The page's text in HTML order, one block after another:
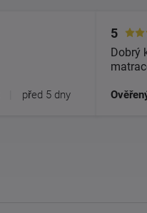
před 5 dny
5
Dobrý